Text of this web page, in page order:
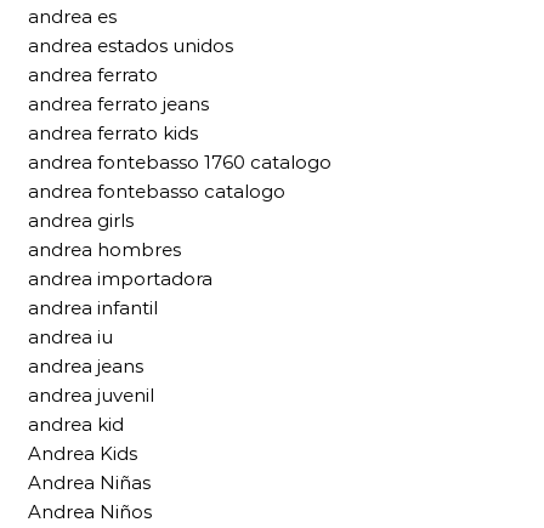
andrea es
andrea estados unidos
andrea ferrato
andrea ferrato jeans
andrea ferrato kids
andrea fontebasso 1760 catalogo
andrea fontebasso catalogo
andrea girls
andrea hombres
andrea importadora
andrea infantil
andrea iu
andrea jeans
andrea juvenil
andrea kid
Andrea Kids
Andrea Niñas
Andrea Niños